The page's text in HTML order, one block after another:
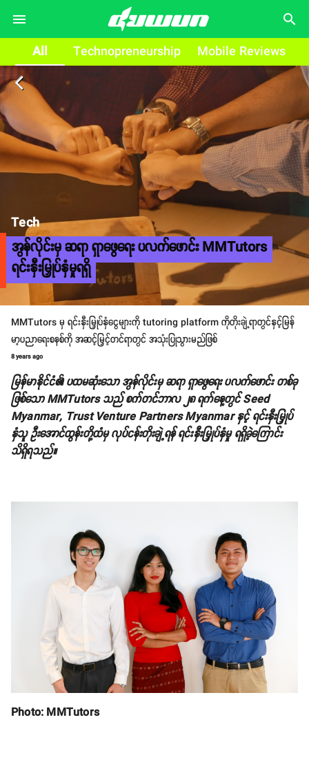
search
All Technopreneurship Mobile Reviews
arrow_back_ios
Tech
အွန်လိုင်းမှ ဆရာ ရှာဖွေရေး ပလက်ဖောင်း MMTutors
ရင်းနှီးမြှုပ်နှံမှုရရှိ
MMTutors မှ ရင်းနှီးမြှုပ်နှံငွေများကို tutoring platform ကိုတိုးချဲ့ရာတွင်နှင့်မြန်
မာ့ပညာရေးစနစ်ကို အဆင့်မြှင့်တင်ရာတွင် အသုံးပြုသွားမည်ဖြစ်
8 years ago
မြန်မာနိုင်ငံ၏ ပထမဆုံးသော အွန်လိုင်းမှ ဆရာ ရှာဖွေရေး ပလက်ဖောင်း တစ်ခု
ဖြစ်သော MMTutors သည် စက်တင်ဘာလ ၂၈ ရက်နေ့တွင် Seed
Myanmar, Trust Venture Partners Myanmar နှင့် ရင်းနှီးမြှုပ်
နှံသူ ဦးအောင်ထွန်းတို့ထံမှ လုပ်ငန်းတိုးချဲ့ရန် ရင်းနှီးမြှုပ်နှံမှု ရရှိခဲ့ကြောင်း
သိရှိရသည်။
Photo: MMTutors